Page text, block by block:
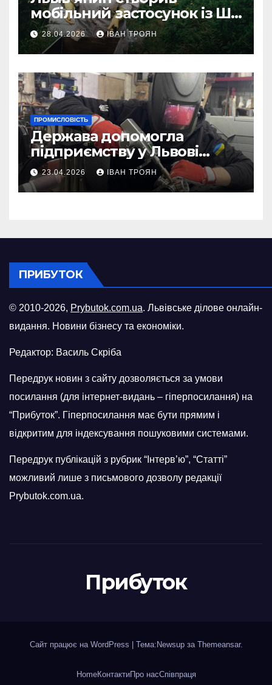
мобільний застосунок із ШІ-
асистентом для бджолярів
28.04.2026 ІВАН ТРОЯН
ПРОМИСЛОВІСТЬ
Держава допомогла
підприємству у Львові
відновити виробничі
потужності після атаки
російського БПЛА
23.04.2026 ІВАН ТРОЯН
ПРИБУТОК
© 2010-2026, Prybutok.com.ua. Львівське ділове онлайн-
видання. Новини бізнесу та економіки.
Редактор: Василь Скріба
Передрук новин з сайту дозволяється за умови
посилання (для інтернет-видань – гіперпосилання) на
“Прибуток”. Гіперпосилання має бути прямим і
відкритим для індексування пошуковими системами.
Передрук публікацій з рубрик “Інтерв’ю”, “Статті”
можливий лише з письмового дозволу редакції
Prybutok.com.ua.
Прибуток
Сайт працює на WordPress Тема:Newsup за Themeansar.
HomeКонтактиПро насСпівпраця